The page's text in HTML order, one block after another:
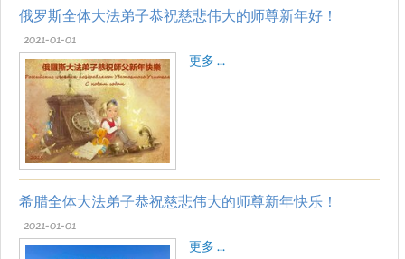
俄罗斯全体大法弟子恭祝慈悲伟大的师尊新年好！
2021-01-01
更多 ...
希腊全体大法弟子恭祝慈悲伟大的师尊新年快乐！
2021-01-01
更多 ...